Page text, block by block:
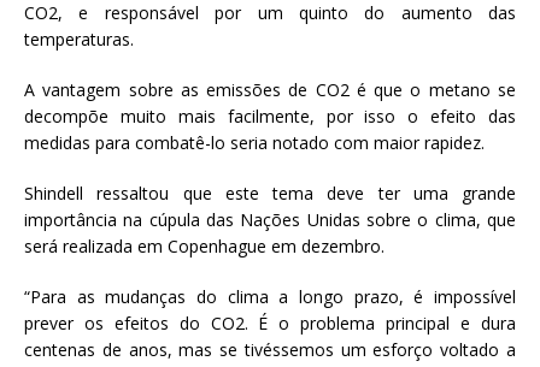
CO2, e responsável por um quinto do aumento das
temperaturas.
A vantagem sobre as emissões de CO2 é que o metano se
decompõe muito mais facilmente, por isso o efeito das
medidas para combatê-lo seria notado com maior rapidez.
Shindell ressaltou que este tema deve ter uma grande
importância na cúpula das Nações Unidas sobre o clima, que
será realizada em Copenhague em dezembro.
“Para as mudanças do clima a longo prazo, é impossível
prever os efeitos do CO2. É o problema principal e dura
centenas de anos, mas se tivéssemos um esforço voltado a